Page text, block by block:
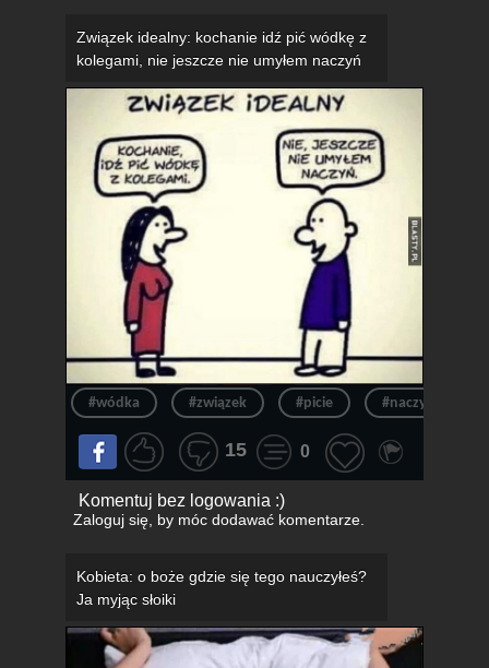
Związek idealny: kochanie idź pić wódkę z
kolegami, nie jeszcze nie umyłem naczyń
#wódka #związek #picie #naczynia
15 0
Komentuj bez logowania :)
Zaloguj się, by móc dodawać komentarze.
Kobieta: o boże gdzie się tego nauczyłeś?
Ja myjąc słoiki